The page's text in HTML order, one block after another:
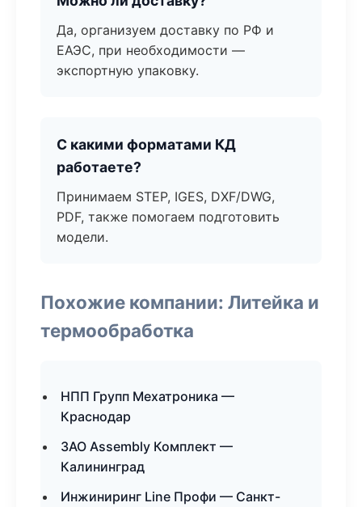
Да, организуем доставку по РФ и
ЕАЭС, при необходимости —
экспортную упаковку.
С какими форматами КД
работаете?
Принимаем STEP, IGES, DXF/DWG,
PDF, также помогаем подготовить
модели.
Похожие компании: Литейка и
термообработка
НПП Групп Мехатроника —
Краснодар
ЗАО Assembly Комплект —
Калининград
Инжиниринг Line Профи — Санкт-